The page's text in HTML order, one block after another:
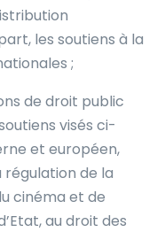
les soutiens à la
;
de droit public
visés ci-
et européen,
de la
cinéma et de
au droit des